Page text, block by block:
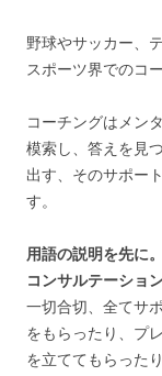
野球やサッカー、
スポーツ界でのコ
コーチングはメン
模索し、答えを見
出す、そのサポー
す。
用語の説明を先に。
コンサルテーショ
一切合切、全てサ
をもらったり、プ
を立ててもらった